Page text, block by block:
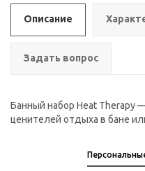
Описание
Задать вопрос
Банный набор Heat Therapy
ценителей отдыха в бане